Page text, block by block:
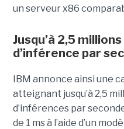
un serveur x86
Jusqu’à 2,5
d’inférence par
IBM annonce ainsi une
atteignant jusqu’à 2,5
d’inférences par
de 1 ms à l’aide d’un